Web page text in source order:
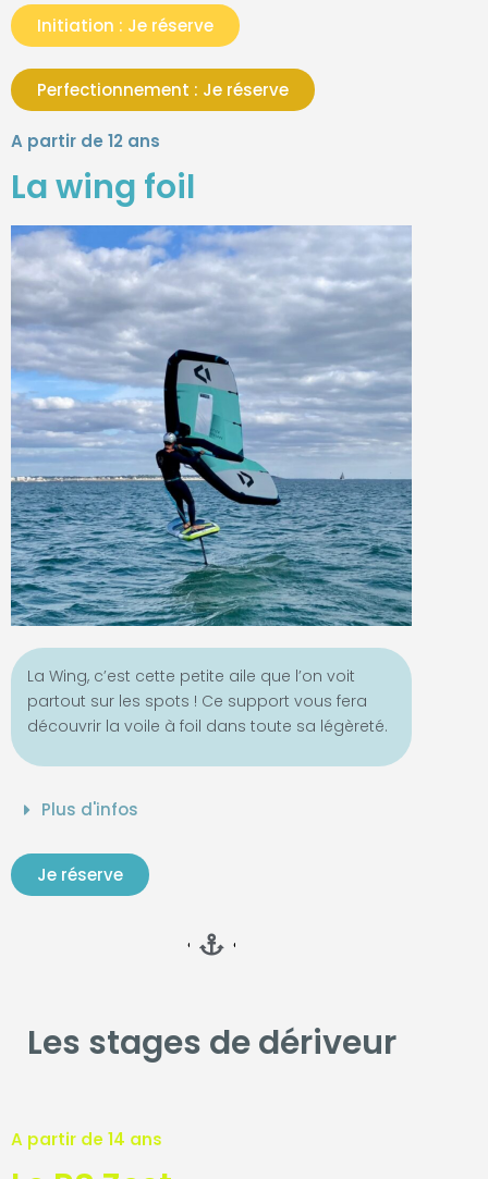
Initiation : Je réserve
Perfectionnement : Je réserve
A partir de 12 ans
La wing foil
La Wing, c’est cette petite aile que l’on voit
partout sur les spots ! Ce support vous fera
découvrir la voile à foil dans toute sa légèreté.
Plus d'infos
Je réserve
Les stages de dériveur
A partir de 14 ans